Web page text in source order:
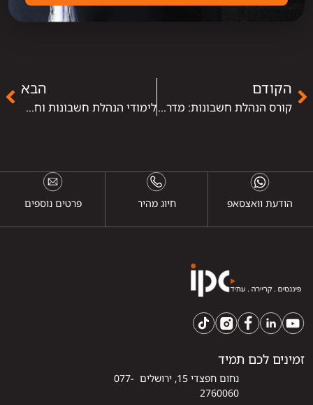
הקודם
קורס הנהלת חשבונות: מדריך למי שמתחיל לחקור ולמי שכבר מוכן להירשם
הבא
לימודי הנהלת חשבונות וחשבי שכר: למה השילוב הזה שווה יותר מכל אחד מהם לבד
הודעת וואצסאפ חיוג מהיר פרטים נוספים
זמינים לכם תמיד
נחום חפצדי 15, ירושלים 077-
2760060